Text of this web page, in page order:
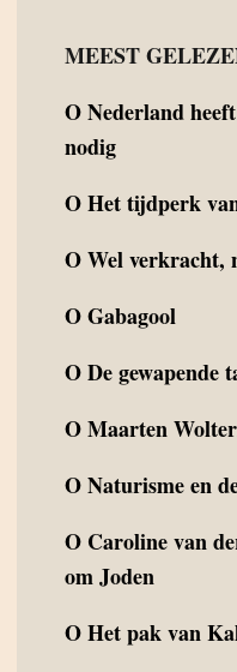
MEEST
ONederland
nodig
OHet tijdperk
OWel verkracht,
OGabagool
ODe gewapende
OMaarten
ONaturisme en
O Caroline van
om Joden
OHet pak van